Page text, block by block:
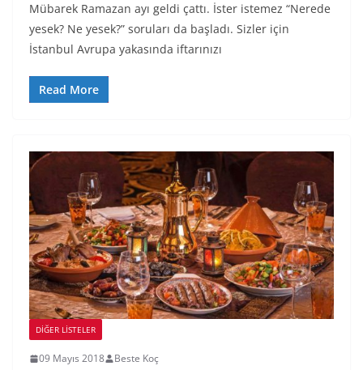
Mübarek Ramazan ayı geldi çattı. İster istemez “Nerede
yesek? Ne yesek?” soruları da başladı. Sizler için
İstanbul Avrupa yakasında iftarınızı
Read More
DIĞER LISTELER
09 Mayıs 2018 Beste Koç